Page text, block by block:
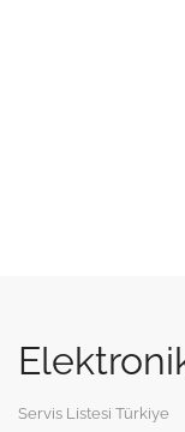
Servis Listesi Türkiye